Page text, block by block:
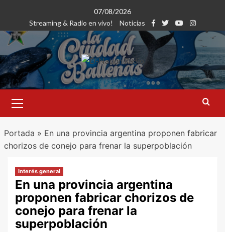
contenido
07/08/2026
Streaming & Radio en vivo!
Noticias
primario
Portada » En una provincia argentina proponen fabricar
chorizos de conejo para frenar la superpoblación
Interés general
En una provincia argentina
proponen fabricar chorizos de
conejo para frenar la
superpoblación